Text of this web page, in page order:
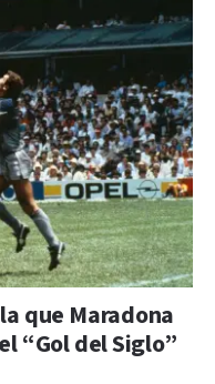
que Maradona
“Gol del Siglo”